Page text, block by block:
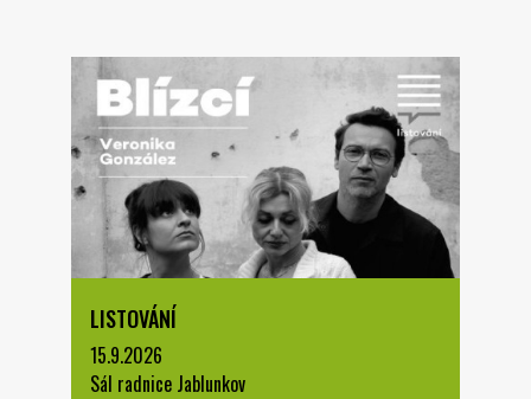
LISTOVÁNÍ
15.9.2026
Sál radnice Jablunkov